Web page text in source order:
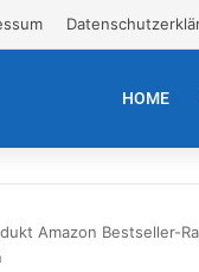
HOME
Amazon Bestseller-